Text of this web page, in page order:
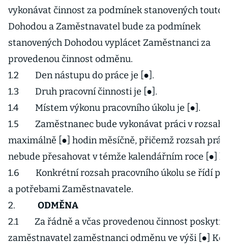
vykonávat činnost za podmínek stanovených touto
Dohodou a Zaměstnavatel bude za podmínek
stanovených Dohodou vyplácet Zaměstnanci za
provedenou činnost odměnu.
1.2 Den nástupu do práce je [●].
1.3 Druh pracovní činnosti je [●].
1.4 Místem výkonu pracovního úkolu je [●].
1.5 Zaměstnanec bude vykonávat práci v
maximálně [●] hodin měsíčně, přičemž rozsah
nebude přesahovat v témže kalendářním roce [●]
1.6 Konkrétní rozsah pracovního úkolu se řídí
a potřebami Zaměstnavatele.
2. ODMĚNA
2.1 Za řádně a včas provedenou činnost
zaměstnavatel zaměstnanci odměnu ve výši [●] Kč